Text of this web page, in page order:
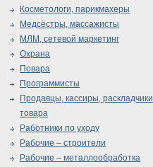
Косметологи, парикмахеры
Медсёстры, массажисты
МЛМ, сетевой маркетинг
Охрана
Повара
Программисты
Продавцы, кассиры, раскладчики
товара
Работники по уходу
Рабочие – строители
Рабочие – металлообработка